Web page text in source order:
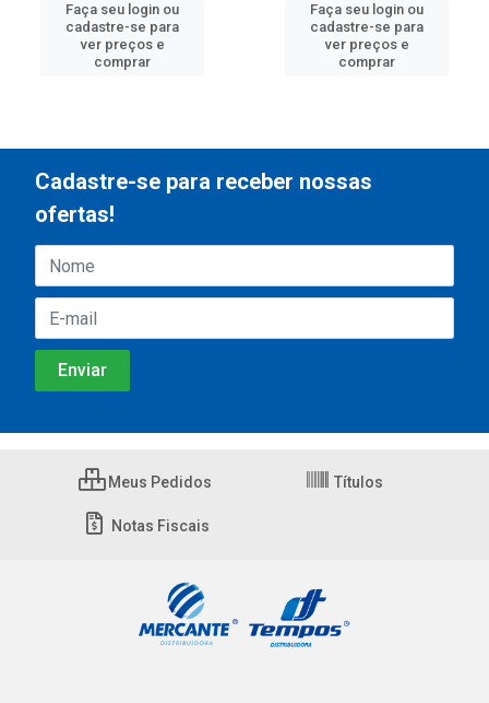
Faça seu login ou
cadastre-se para
ver preços e
comprar
Faça seu login ou
cadastre-se para
ver preços e
comprar
Cadastre-se para receber nossas
ofertas!
Meus Pedidos Títulos
Notas Fiscais